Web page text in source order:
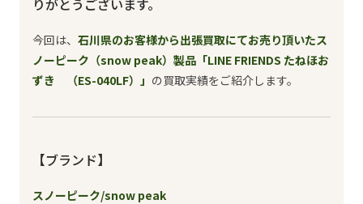
りがとうございます。
今回は、 石川県のお客様から出張買取にてお売り頂いたス
ノーピーク（snow peak）製品「LINE FRIENDS たねほお
ずき （ES-040LF）」 の買取実績をご紹介します。
【ブランド】
スノーピーク/snow peak